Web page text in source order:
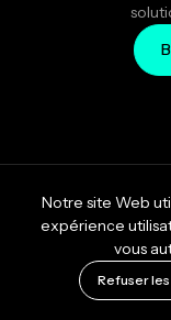
Notre site Web
expérience
vous
Refuser